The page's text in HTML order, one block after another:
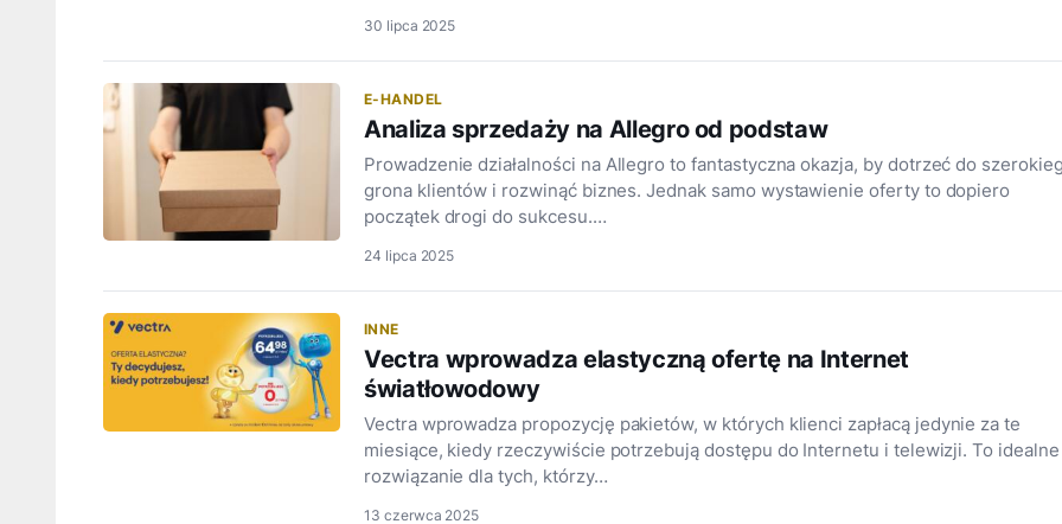
30 lipca 2025
E-HANDEL
Analiza sprzedaży na Allegro od podstaw
Prowadzenie działalności na Allegro to fantastyczna okazja, by dotrzeć do
grona klientów i rozwinąć biznes. Jednak samo wystawienie oferty to dopiero
początek drogi do sukcesu.…
24 lipca 2025
INNE
Vectra wprowadza elastyczną ofertę na Internet
światłowodowy
Vectra wprowadza propozycję pakietów, w których klienci zapłacą jedynie za te
miesiące, kiedy rzeczywiście potrzebują dostępu do Internetu i telewizji. To idealne
rozwiązanie dla tych, którzy…
13 czerwca 2025